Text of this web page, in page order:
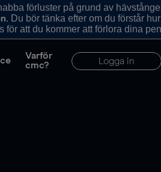
förluster på grund av
. Du bör tänka efter om du förstår
att du kommer att förlora dina
Varför
cmc?
Logga in